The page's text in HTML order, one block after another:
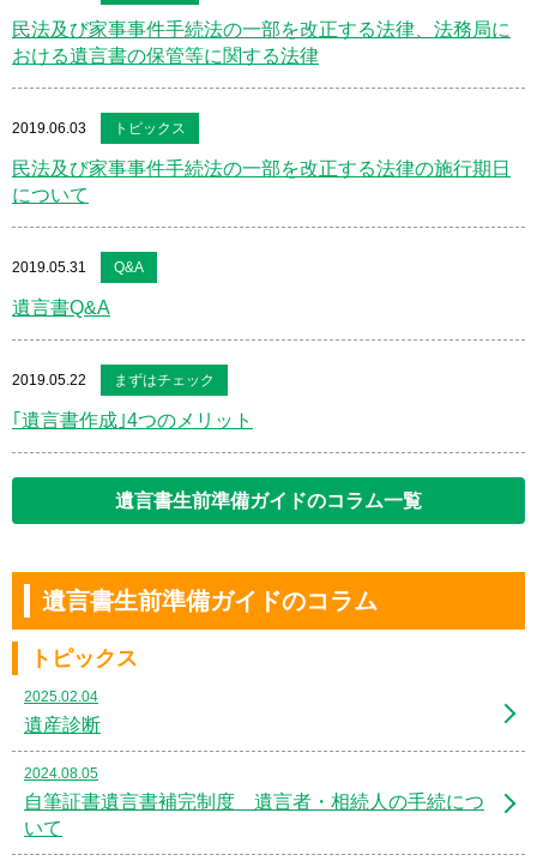
民法及び家事事件手続法の一部を改正する法律、法務局に
おける遺言書の保管等に関する法律
2019.06.03 トピックス
民法及び家事事件手続法の一部を改正する法律の施行期日
について
2019.05.31 Q&A
遺言書Q&A
2019.05.22 まずはチェック
｢遺言書作成｣4つのメリット
遺言書生前準備ガイドのコラム一覧
遺言書生前準備ガイドのコラム
トピックス
2025.02.04
遺産診断
2024.08.05
自筆証書遺言書補完制度 遺言者・相続人の手続につ
いて